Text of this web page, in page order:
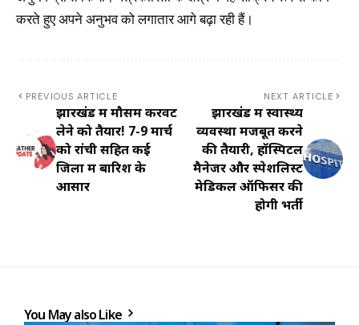
करते हुए अपने अनुभव को लगातार आगे बढ़ा रही हैं।
PREVIOUS ARTICLE
झारखंड में मौसम करवट
लेने को तैयार! 7-9 मार्च
को रांची सहित कई
जिलों में बारिश के
आसार
NEXT ARTICLE
झारखंड में स्वास्थ्य
व्यवस्था मजबूत करने
की तैयारी, हॉस्पिटल
मैनेजर और स्पेशलिस्ट
मेडिकल ऑफिसर की
होगी भर्ती
You May also Like